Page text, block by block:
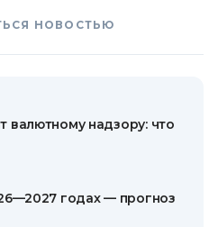
НОВОСТЬЮ
валютному надзору: что
годах — прогноз